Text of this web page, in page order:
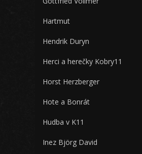
Hartmut
Hendrik Duryn
Herci a herečky Kobry11
Horst Herzberger
Hote a Bonrát
Hudba v K11
Inez Björg David